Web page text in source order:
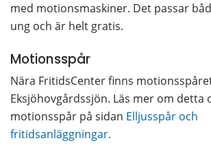
med motionsmaskiner. Det passar
ung och är helt gratis.
Motionsspår
Nära FritidsCenter finns
Eksjöhovgårdssjön. Läs mer om detta
motionsspår på sidan Elljusspår och
fritidsanläggningar.